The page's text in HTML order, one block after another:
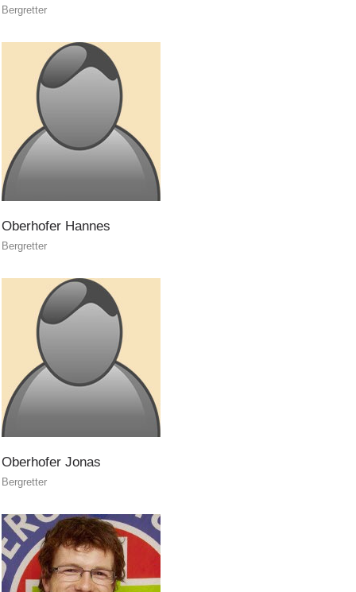
Ausbildung
TÄTIGKEIT
Bergretter
Oberhofer Hannes
Bergretter
Oberhofer Jonas
Bergretter